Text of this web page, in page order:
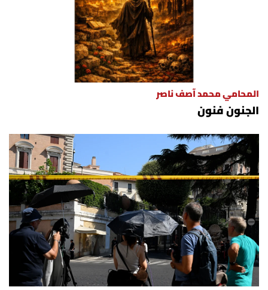
المحامي محمد آصف ناصر
الجنون فنون